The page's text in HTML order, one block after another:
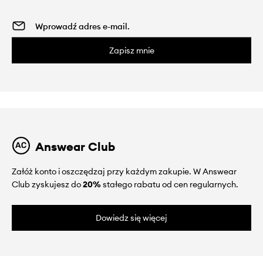
Zapisz mnie
Answear Club
Załóż konto i oszczędzaj przy każdym zakupie. W Answear
Club zyskujesz do20%stałego rabatu od cen regularnych.
Dowiedz się więcej